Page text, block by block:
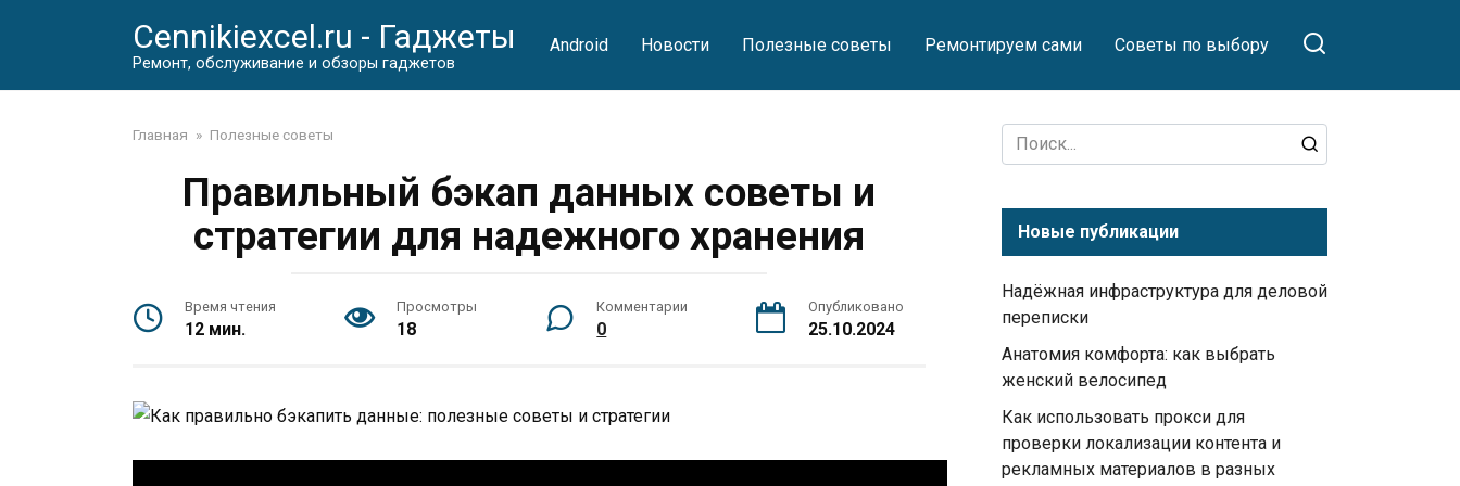
Cennikiexcel.ru - Гаджеты
Ремонт, обслуживание и обзоры гаджетов
Android Новости Полезные советы Ремонтируем сами Советы по выбору
Главная » Полезные советы
Правильный бэкап данных советы и
стратегии для надежного хранения
Время чтения
12 мин.
Просмотры
18
Комментарии
0
Опубликовано
25.10.2024
Search
for:
Новые публикации
Надёжная инфраструктура для деловой
переписки
Анатомия комфорта: как выбрать
женский велосипед
Как использовать прокси для
проверки локализации контента и
рекламных материалов в разных